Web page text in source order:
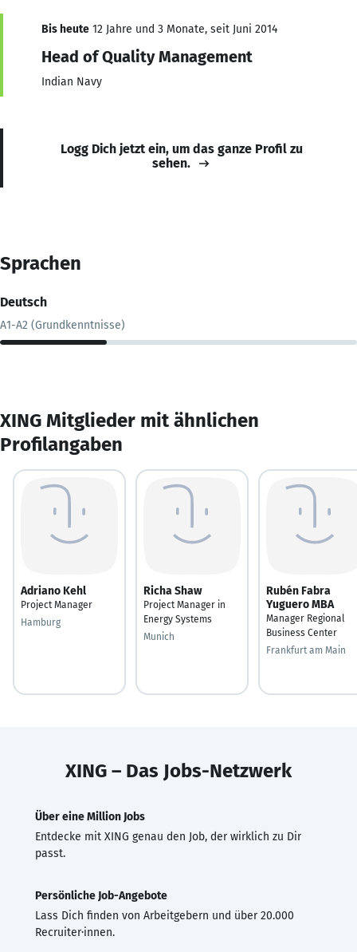
Bis heute 12 Jahre und 3 Monate, seit Juni 2014
Head of Quality Management
Indian Navy
Logg Dich jetzt ein, um das ganze Profil zu
sehen.
Sprachen
Deutsch
A1-A2 (Grundkenntnisse)
XING Mitglieder mit ähnlichen
Profilangaben
Adriano Kehl
Project Manager
Hamburg
Richa Shaw
Project Manager in
Energy Systems
Munich
Rubén Fabra
Yuguero MBA
Manager Regional
Business Center
Frankfurt am Main
XING – Das Jobs-Netzwerk
Über eine Million Jobs
Entdecke mit XING genau den Job, der wirklich zu Dir
passt.
Persönliche Job-Angebote
Lass Dich finden von Arbeitgebern und über 20.000
Recruiter·innen.